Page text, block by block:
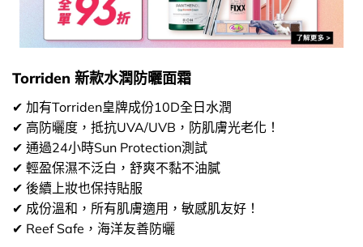
Torriden 新款水潤防曬面霜
✔ 加有Torriden皇牌成份10D全日水潤
✔ 高防曬度，抵抗UVA/UVB，防肌膚光老化！
✔ 通過24小時Sun Protection測試
✔ 輕盈保濕不泛白，舒爽不黏不油膩
✔ 後續上妝也保持貼服
✔ 成份溫和，所有肌膚適用，敏感肌友好！
✔ Reef Safe，海洋友善防曬